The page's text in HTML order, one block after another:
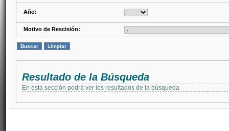
Año:
Motivo de Rescisión:
Resultado de la Búsqueda
En esta sección podrá ver los resultados de la búsqueda